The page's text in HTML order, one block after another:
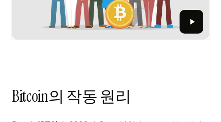
Bitcoin의 작동 원리